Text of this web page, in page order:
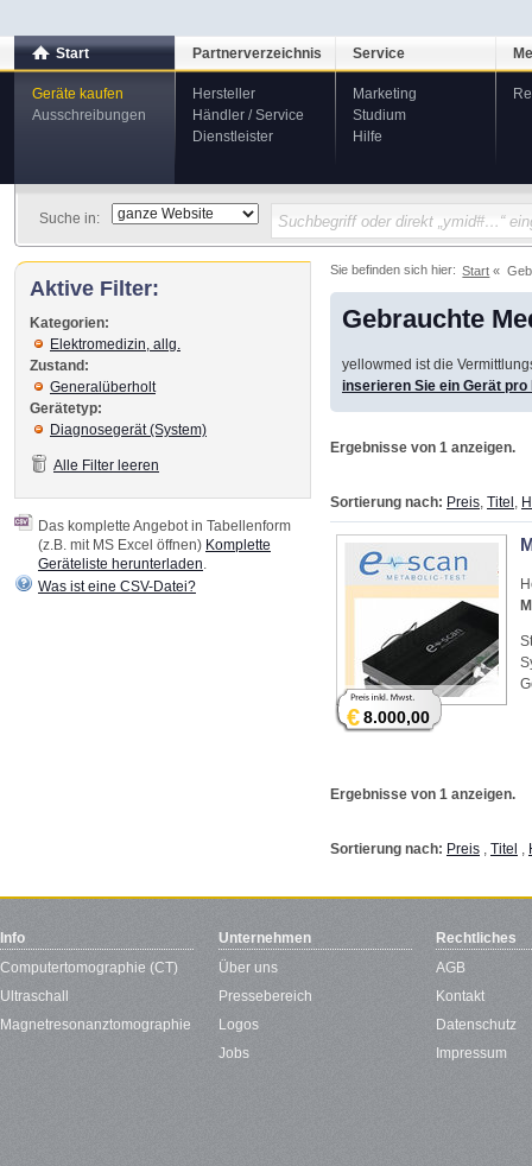
Start
Geräte kaufen
Ausschreibungen
Partnerverzeichnis
Hersteller
Händler / Service
Dienstleister
Service
Marketing
Studium
Hilfe
Suche in:
Sie befinden sich hier: Start
Gebrauchte
yellowmed ist die
inserieren Sie ein Gerät
Ergebnisse von 1 anzeigen.
Sortierung nach: Preis Titel
€8.000,00
Ergebnisse von 1 anzeigen.
Sortierung nach: Preis , Titel ,
Aktive Filter:
Kategorien:
Elektromedizin, allg.
Zustand:
Generalüberholt
Gerätetyp:
Diagnosegerät (System)
Alle Filter leeren
Das komplette Angebot in Tabellenform
(z.B. mit MS Excel öffnen) Komplette
Geräteliste herunterladen
Was ist eine CSV-Datei?
Info
Computertomographie (CT)
Ultraschall
Magnetresonanztomographie
Unternehmen
Über uns
Pressebereich
Logos
Jobs
Rechtliches
AGB
Kontakt
Datenschutz
Impressum